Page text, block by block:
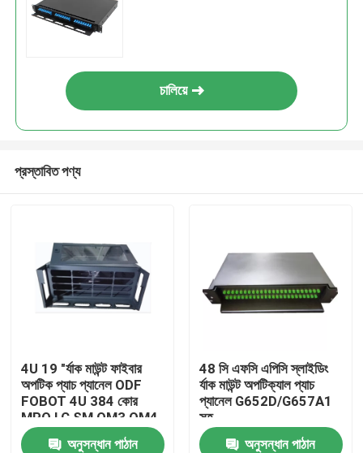
চালিয়ে
প্রস্তাবিত পণ্য
4U 19 "র্যাক মাউন্ট ফাইবার
অপটিক প্যাচ প্যানেল ODF
FOBOT 4U 384 কোর
MPO LC SM OM3 OM4
অ্যাডাপ্টার প্যানেল চ্যাসি
অনুসন্ধান পাঠান
48 সি এফসি এপিসি স্লাইডিং
র্যাক মাউন্ট অপটিক্যাল প্যাচ
প্যানেল G652D/G657A1
সহ
অনুসন্ধান পাঠান